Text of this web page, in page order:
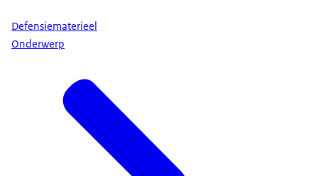
Defensiematerieel
Onderwerp